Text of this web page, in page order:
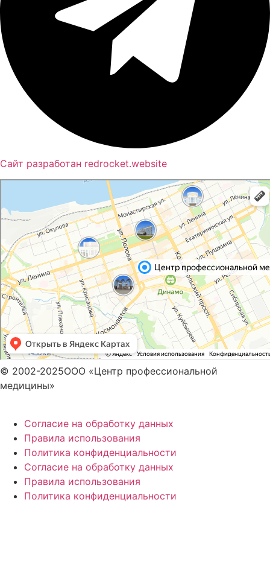
Сайт разработан redrocket.website
Яндекс Карты — транспорт, навигация, поиск мест
© 2002-2025ООО «Центр профессиональной
медицины»
Согласие на обработку данных
Правила использования
Политика конфиденциальности
Согласие на обработку данных
Правила использования
Политика конфиденциальности